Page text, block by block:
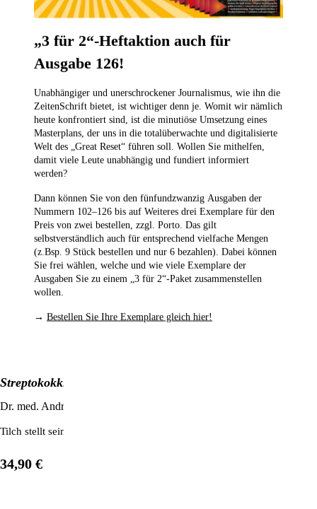
Streptokokkinum – Anwendungs- & Therapiebuch
Dr. med. Andreas Tilch
Tilch stellt sein wertvolles Erfahrungswissen im Umgang mit
34,90 €
„3 für 2“-Heftaktion auch für
Ausgabe 126!
Unabhängiger und unerschrockener Journalismus, wie ihn die
ZeitenSchrift bietet, ist wichtiger denn je. Womit wir nämlich
heute konfrontiert sind, ist die minutiöse Umsetzung eines
Masterplans, der uns in die totalüberwachte und digitalisierte
Welt des „Great Reset“ führen soll. Wollen Sie mithelfen,
damit viele Leute unabhängig und fundiert informiert
werden?
Dann können Sie von den fünfundzwanzig Ausgaben der
Nummern 102–126 bis auf Weiteres drei Exemplare für den
Preis von zwei bestellen, zzgl. Porto. Das gilt
selbstverständlich auch für entsprechend vielfache Mengen
(z.Bsp. 9 Stück bestellen und nur 6 bezahlen). Dabei können
Sie frei wählen, welche und wie viele Exemplare der
Ausgaben Sie zu einem „3 für 2“-Paket zusammenstellen
wollen.
→ Bestellen Sie Ihre Exemplare gleich hier!